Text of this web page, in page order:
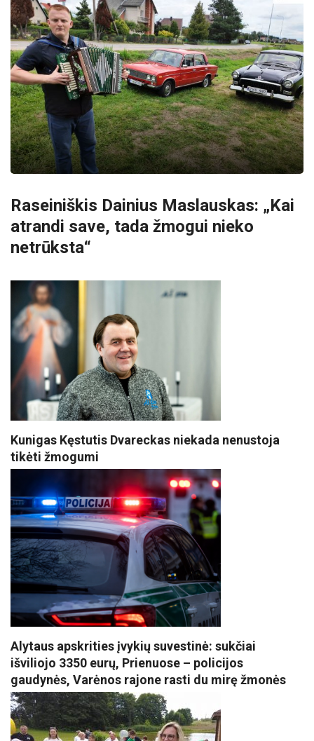
Raseiniškis Dainius Maslauskas: „Kai
atrandi save, tada žmogui nieko
netrūksta“
Kunigas Kęstutis Dvareckas niekada nenustoja
tikėti žmogumi
Alytaus apskrities įvykių suvestinė: sukčiai
išviliojo 3350 eurų, Prienuose – policijos
gaudynės, Varėnos rajone rasti du mirę žmonės